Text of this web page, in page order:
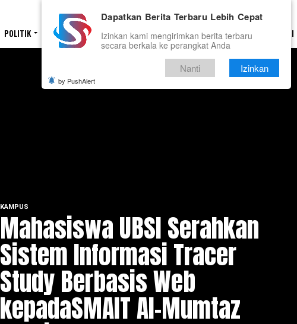
POLITIK HUKUM PENDIDIKAN OLAHRAGA OPINI TNI DAN POLRI
KAMPUS
Mahasiswa UBSI Serahkan
Sistem Informasi Tracer
Study Berbasis Web
kepadaSMAIT Al-Mumtaz
Dapatkan Berita Terbaru Lebih Cepat
Izinkan kami mengirimkan berita terbaru
secara berkala ke perangkat Anda
Nanti Izinkan
by PushAlert